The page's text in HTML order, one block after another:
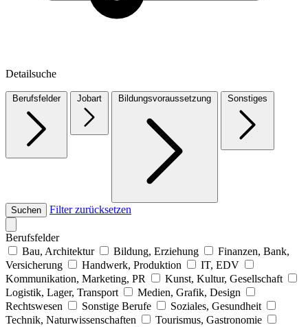
Detailsuche
Berufsfelder Jobart Bildungsvoraussetzung Sonstiges
Suchen Filter zurücksetzen
Berufsfelder
Bau, Architektur
Bildung, Erziehung
Finanzen, Bank,
Versicherung
Handwerk, Produktion
IT, EDV
Kommunikation, Marketing, PR
Kunst, Kultur, Gesellschaft
Logistik, Lager, Transport
Medien, Grafik, Design
Rechtswesen
Sonstige Berufe
Soziales, Gesundheit
Technik, Naturwissenschaften
Tourismus, Gastronomie